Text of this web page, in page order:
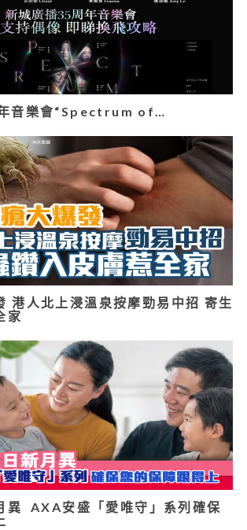
音樂會“Spectrum of…
港人北上浸溫泉按摩勁易中招 寄生
家
異 AXA安盛「愛唯守」系列確保